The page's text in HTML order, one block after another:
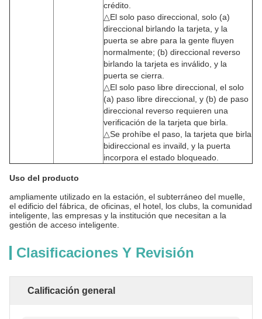
crédito.
△El solo paso direccional, solo (a)
direccional birlando la tarjeta, y la
puerta se abre para la gente fluyen
normalmente; (b) direccional reverso
birlando la tarjeta es inválido, y la
puerta se cierra.
△El solo paso libre direccional, el solo
(a) paso libre direccional, y (b) de paso
direccional reverso requieren una
verificación de la tarjeta que birla.
△Se prohíbe el paso, la tarjeta que birla
bidireccional es invaild, y la puerta
incorpora el estado bloqueado.
Uso del producto
ampliamente utilizado en la estación, el subterráneo del muelle,
el edificio del fábrica, de oficinas, el hotel, los clubs, la comunidad
inteligente, las empresas y la institución que necesitan a la
gestión de acceso inteligente.
Clasificaciones Y Revisión
Calificación general